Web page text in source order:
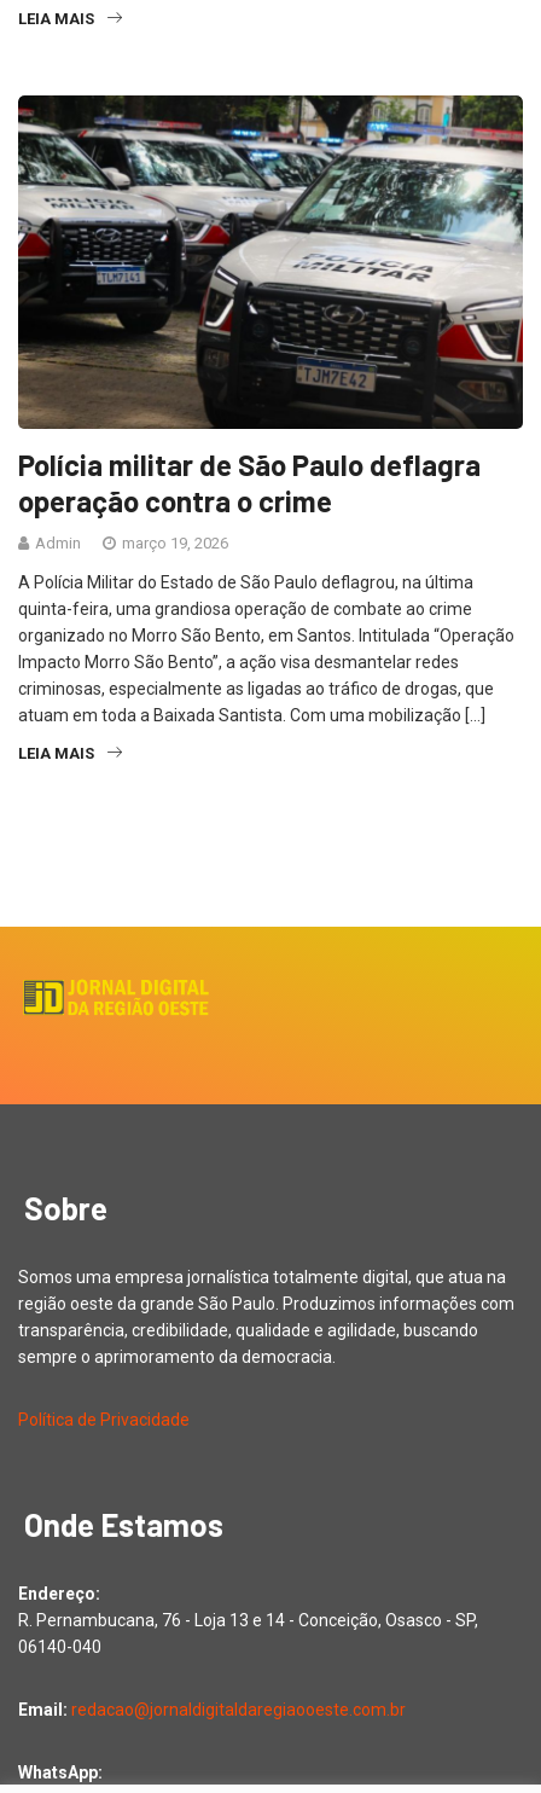
LEIA MAIS
Polícia militar de São Paulo deflagra
operação contra o crime
Admin março 19, 2026
A Polícia Militar do Estado de São Paulo deflagrou, na última
quinta-feira, uma grandiosa operação de combate ao crime
organizado no Morro São Bento, em Santos. Intitulada “Operação
Impacto Morro São Bento”, a ação visa desmantelar redes
criminosas, especialmente as ligadas ao tráfico de drogas, que
atuam em toda a Baixada Santista. Com uma mobilização […]
LEIA MAIS
Sobre
Somos uma empresa jornalística totalmente digital, que atua na
região oeste da grande São Paulo. Produzimos informações com
transparência, credibilidade, qualidade e agilidade, buscando
sempre o aprimoramento da democracia.
Política de Privacidade
Onde Estamos
Endereço:
R. Pernambucana, 76 - Loja 13 e 14 - Conceição, Osasco - SP,
06140-040
Email: redacao@jornaldigitaldaregiaooeste.com.br
WhatsApp: